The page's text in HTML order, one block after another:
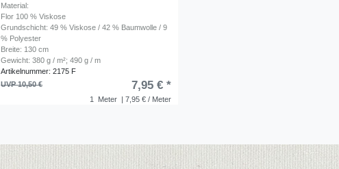
Material:
Flor 100 % Viskose
Grundschicht: 49 % Viskose / 42 % Baumwolle / 9
% Polyester
Breite: 130 cm
Gewicht: 380 g / m²; 490 g / m
Artikelnummer: 2175 F
1 Meter | 7,95 € / Meter
UVP 10,50 € 7,95 € *